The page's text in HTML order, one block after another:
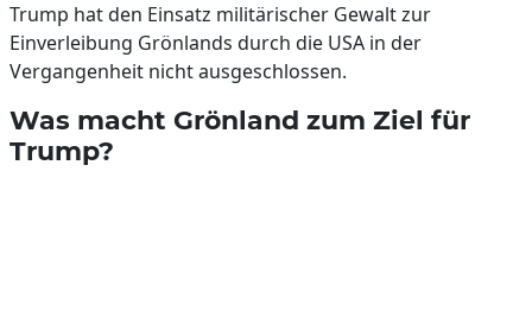
Trump hat den Einsatz militärischer Gewalt zur
Einverleibung Grönlands durch die USA in der
Vergangenheit nicht ausgeschlossen.
Was macht Grönland zum Ziel für
Trump?